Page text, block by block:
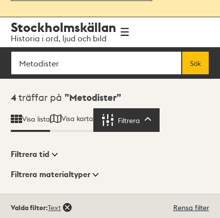
navigationen
huvudinnehållet
Stockholmskällan
Historia i ord, ljud och bild
Sök
Sök
Sökresultat
4 träffar på Metodister
Visa lista Visa karta Filtrera
Visningsläge
Filtrera tid
Filtrera materialtyper
träffar
Valda filter:Text Rensa filter